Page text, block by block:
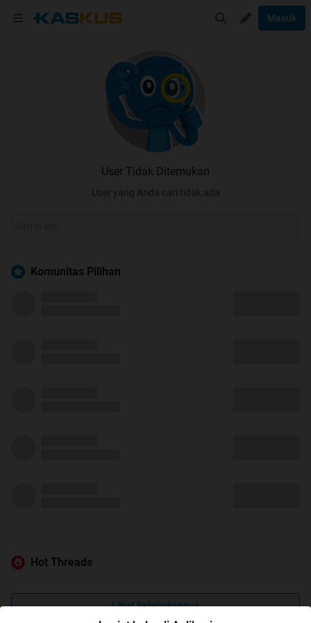
Masuk
User Tidak Ditemukan
User yang Anda cari tidak ada
Komunitas Pilihan
Hot Threads
Lihat Selengkapnya